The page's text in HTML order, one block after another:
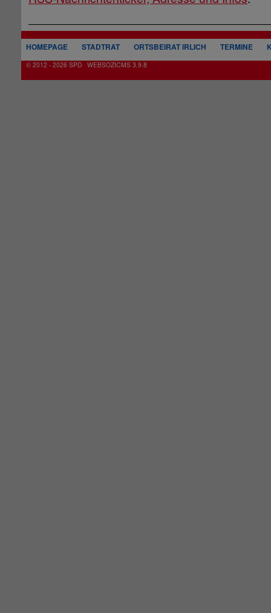
HOMEPAGE STADTRAT ORTSBEIRAT IRLICH TERMINE
© 2012 - 2026 SPD WEBSOZICMS 3.9.8